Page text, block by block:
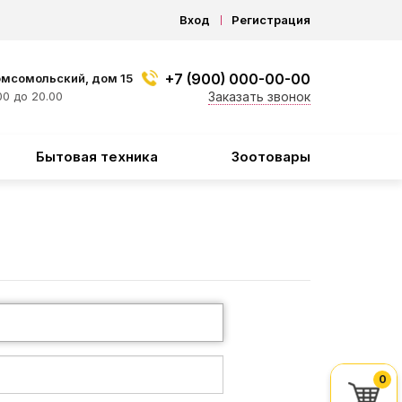
Вход Регистрация
дом 15
до 20.00
+7 (900) 000-00-00
Заказать звонок
Бытовая техника Зоотовары
0